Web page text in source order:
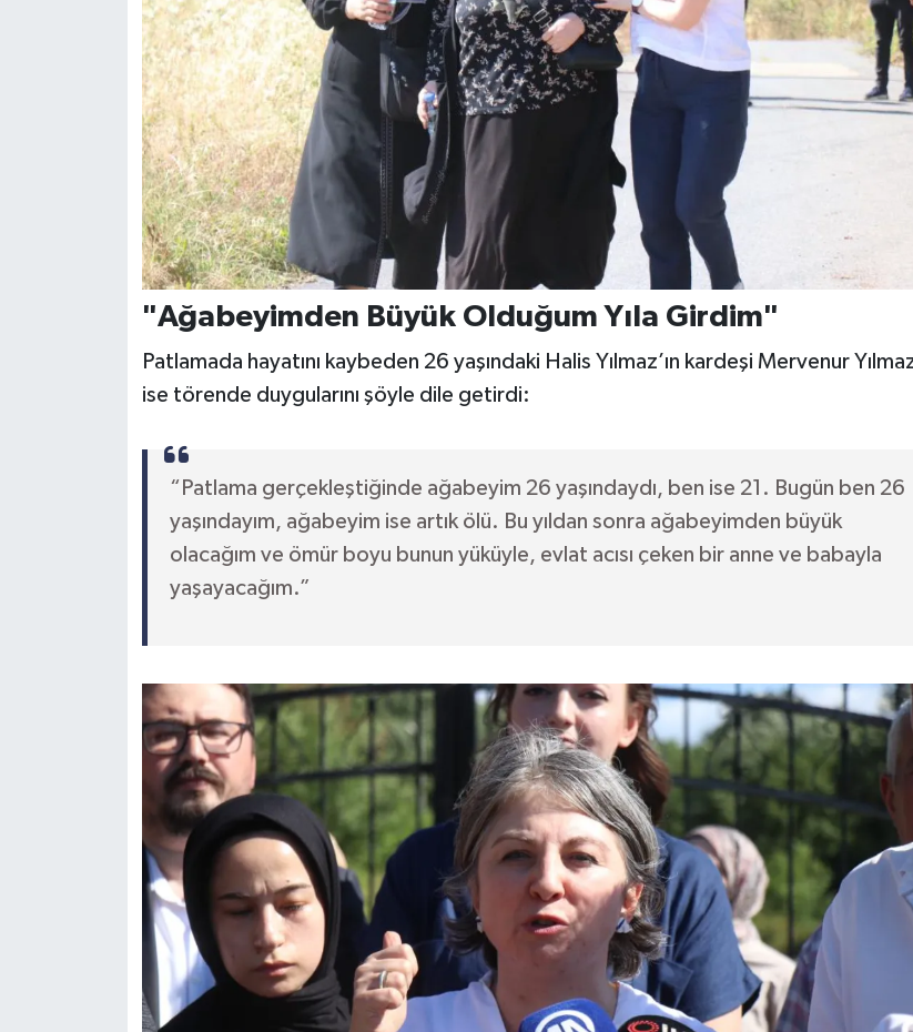
"Ağabeyimden Büyük Olduğum Yıla Girdim"
Patlamada hayatını kaybeden 26 yaşındaki Halis Yılmaz’ın kardeşi Mervenur
ise törende duygularını şöyle dile getirdi:
“Patlama gerçekleştiğinde ağabeyim 26 yaşındaydı, ben ise 21. Bugün ben 26
yaşındayım, ağabeyim ise artık ölü. Bu yıldan sonra ağabeyimden büyük
olacağım ve ömür boyu bunun yüküyle, evlat acısı çeken bir anne ve babayla
yaşayacağım.”